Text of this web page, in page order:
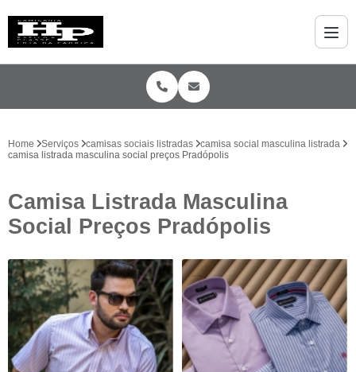
Home Serviços camisas sociais listradas
camisa social masculina listrada
camisa listrada masculina social preços Pradópolis
Camisa Listrada Masculina
Social Preços Pradópolis